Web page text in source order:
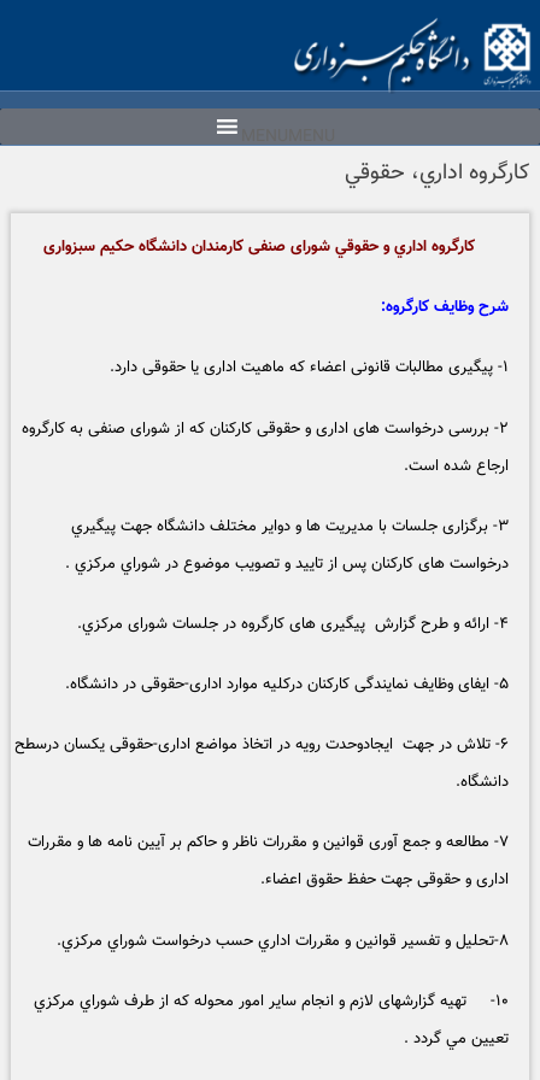
to
content
كارگروه اداري، حقوقي
كارگروه اداري و حقوقي شورای صنفی کارمندان دانشگاه حکیم سبزواری
شرح وظایف کارگروه:
۱- پیگیری مطالبات قانونی اعضاء که ماهیت اداری یا حقوقی دارد.
۲- بررسی درخواست های اداری و حقوقی کارکنان که از شورای صنفی به کارگروه
ارجاع شده است.
۳- برگزاری جلسات با مدیریت ها و دوایر مختلف دانشگاه جهت پيگيري
درخواست های کارکنان پس از تاييد و تصويب موضوع در شوراي مركزي .
۴- ارائه و طرح گزارش پیگیری های کارگروه در جلسات شورای مركزي.
۵- ايفای وظايف نمايندگی کارکنان درکليه موارد اداری-حقوقی در دانشگاه.
۶- تلاش در جهت ايجادوحدت رويه در اتخاذ مواضع اداری-حقوقی يکسان درسطح
دانشگاه.
۷- مطالعه و جمع آوری قوانين و مقررات ناظر و حاکم بر آیین نامه ها و مقررات
اداری و حقوقی جهت حفظ حقوق اعضاء.
۸-تحليل و تفسير قوانين و مقررات اداري حسب درخواست شوراي مركزي.
۱۰- تهیه گزارشهای لازم و انجام سایر امور محوله كه از طرف شوراي مركزي
تعيين مي گردد .